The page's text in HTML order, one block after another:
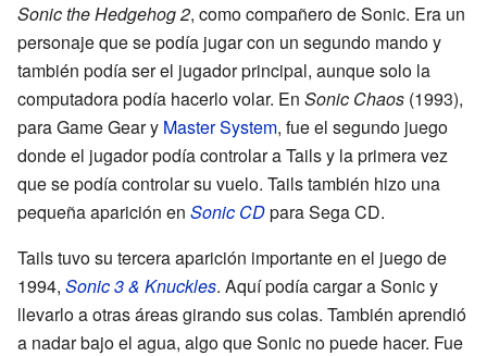
Sonic the Hedgehog 2, como compañero de Sonic. Era un
personaje que se podía jugar con un segundo mando y
también podía ser el jugador principal, aunque solo la
computadora podía hacerlo volar. En Sonic Chaos (1993),
para Game Gear y Master System, fue el segundo juego
donde el jugador podía controlar a Tails y la primera vez
que se podía controlar su vuelo. Tails también hizo una
pequeña aparición en Sonic CDpara Sega CD.
Tails tuvo su tercera aparición importante en el juego de
1994, Sonic 3 & Knuckles. Aquí podía cargar a Sonic y
llevarlo a otras áreas girando sus colas. También aprendió
a nadar bajo el agua, algo que Sonic no puede hacer. Fue